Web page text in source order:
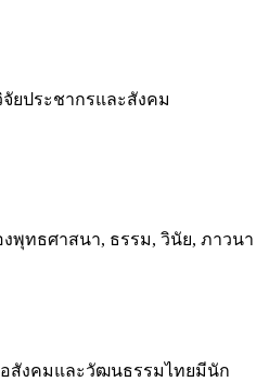
ยประชากรและสังคม
ทธศาสนา, ธรรม, วินัย, ภาวนา
งคมและวัฒนธรรมไทยมีนัก